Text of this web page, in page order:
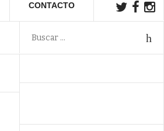
CONTACTO